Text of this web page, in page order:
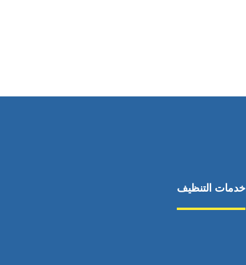
خدمات التنظيف